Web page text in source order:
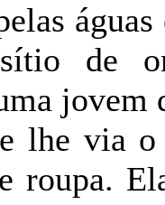
de
jovem
lhe via
roupa.